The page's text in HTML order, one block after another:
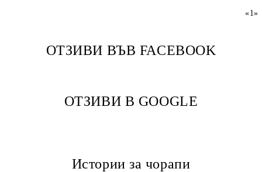
«1»
ОТЗИВИ ВЪВ FACEBOOK
ОТЗИВИ В GOOGLE
Истории за чорапи